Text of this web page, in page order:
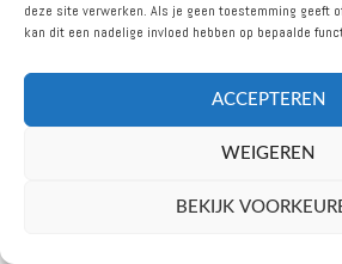
deze site verwerken. Als je geen toestemming geeft
kan dit een nadelige invloed hebben op bepaalde
ACCEPTEREN
WEIGEREN
BEKIJK
VOLG ONS